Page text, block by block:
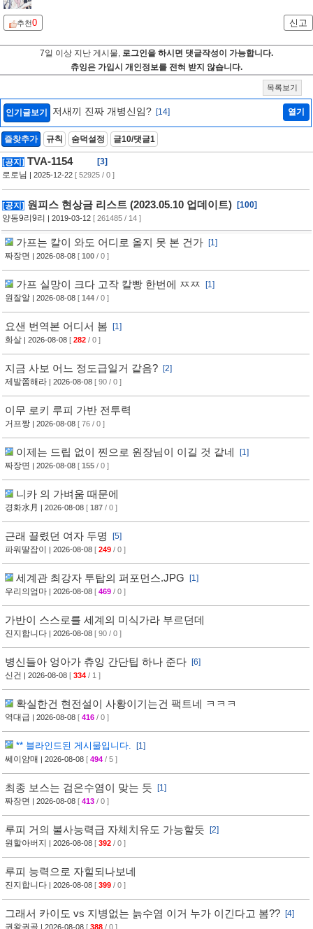
추천0 신고
7일 이상 지난 게시물, 로그인을 하시면 댓글작성이 가능합니다.
츄잉은 가입시 개인정보를 전혀 받지 않습니다.
목록보기
인기글보기 저새끼 진짜 개병신임? [14] 열기
즐찾추가 규칙 숨덕설정 글10/댓글1
[공지] TVA-1154
[3]
로로님 | 2025-12-22 [ 52925 / 0 ]
[공지] 원피스 현상금 리스트 (2023.05.10 업데이트)
[100]
양동9리9리
| 2019-03-12 [ 261485 / 14 ]
가프는 칼이 와도 어디로 올지 못 본 건가
[1]
짜장면 | 2026-08-08 [ 100 / 0 ]
가프 실망이 크다 고작 칼빵 한번에 ㅉㅉ
[1]
원잘알 | 2026-08-08 [ 144 / 0 ]
요샌 번역본 어디서 봄
[1]
화살 | 2026-08-08 [ 282 / 0 ]
지금 사보 어느 정도급일거 같음?
[2]
제발쫌해라 | 2026-08-08 [ 90 / 0 ]
이무 로키 루피 가반 전투력
거프짱 | 2026-08-08 [ 76 / 0 ]
이제는 드립 없이 찐으로 원장님이 이길 것 같네
[1]
짜장면 | 2026-08-08 [ 155 / 0 ]
니카 의 가벼움 때문에
경화水月 | 2026-08-08 [ 187 / 0 ]
근래 끌렸던 여자 두명
[5]
파워딸잡이
| 2026-08-08 [ 249 / 0 ]
세계관 최강자 투탑의 퍼포먼스.JPG
[1]
우리의엄마 | 2026-08-08 [ 469 / 0 ]
가반이 스스로를 세계의 미식가라 부르던데
진지합니다 | 2026-08-08 [ 90 / 0 ]
병신들아 엉아가 츄잉 간단팁 하나 준다
[6]
신건 | 2026-08-08 [ 334 / 1 ]
확실한건 현전설이 사황이기는건 팩트네 ㅋㅋㅋ
역대급 | 2026-08-08 [ 416 / 0 ]
** 블라인드된 게시물입니다.
[1]
쎄이얌매 | 2026-08-08 [ 494 / 5 ]
최종 보스는 검은수염이 맞는 듯
[1]
짜장면 | 2026-08-08 [ 413 / 0 ]
루피 거의 불사능력급 자체치유도 가능할듯
[2]
원할아버지
| 2026-08-08 [ 392 / 0 ]
루피 능력으로 자힐되나보네
진지합니다 | 2026-08-08 [ 399 / 0 ]
그래서 카이도 vs 지병없는 늙수염 이거 누가 이긴다고 봄??
[4]
권왕권골 | 2026-08-08 [ 388 / 0 ]